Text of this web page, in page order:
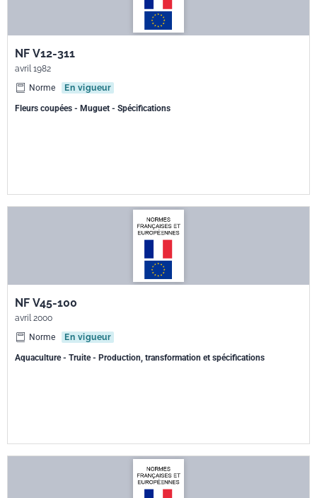
NF V12-311
avril 1982
Norme
En vigueur
Fleurs coupées - Muguet - Spécifications
NF V45-100
avril 2000
Norme
En vigueur
Aquaculture - Truite - Production, transformation et spécifications